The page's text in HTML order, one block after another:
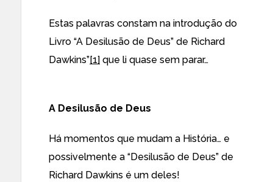
Estas palavras constam na introdução do
Livro “A Desilusão de Deus” de Richard
Dawkins”[1] que li quase sem parar…
A Desilusão de Deus
Há momentos que mudam a História… e
possivelmente a “Desilusão de Deus” de
Richard Dawkins é um deles!